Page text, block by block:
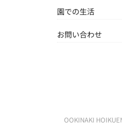
園での生活
お問い合わせ
OOKINAKI